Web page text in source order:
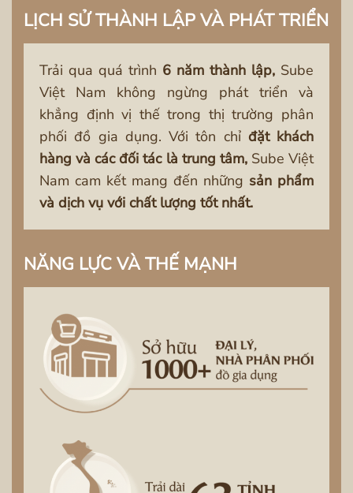
LỊCH SỬ THÀNH LẬP VÀ PHÁT TRIỂN
Trải qua quá trình 6 năm thành lập, Sube
Việt Nam không ngừng phát triển và
khẳng định vị thế trong thị trường phân
phối đồ gia dụng. Với tôn chỉ đặt khách
hàng và các đối tác là trung tâm,Sube Việt
Nam cam kết mang đến những sản phẩm
và dịch vụ với chất lượng tốt nhất.
NĂNG LỰC VÀ THẾ MẠNH